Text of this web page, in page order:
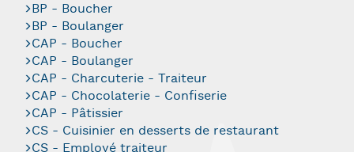
BP - Boucher
BP - Boulanger
CAP - Boucher
CAP - Boulanger
CAP - Charcuterie - Traiteur
CAP - Chocolaterie - Confiserie
CAP - Pâtissier
CS - Cuisinier en desserts de restaurant
CS - Employé traiteur